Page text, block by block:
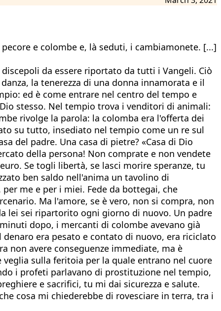
e colombe e, là seduti, i cambiamonete. [...]
da essere riportato da tutti i Vangeli. Ciò
la tenerezza di una donna innamorata e il
ed è come entrare nel centro del tempo e
stesso. Nel tempio trova i venditori di animali:
rivolge la parola: la colomba era l'offerta dei
su tutto, insediato nel tempio come un re sul
del padre. Una casa di pietre? «Casa di Dio
della persona! Non comprate e non vendete
Se togli libertà, se lasci morire speranze, tu
ben saldo nell'anima un tavolino di
me e per i miei. Fede da bottegai, che
Ma l'amore, se è vero, non si compra, non
lei sei ripartorito ogni giorno di nuovo. Un padre
dopo, i mercanti di colombe avevano già
era pesato e contato di nuovo, era riciclato
non avere conseguenze immediate, ma è
sulla feritoia per la quale entrano nel cuore
i profeti parlavano di prostituzione nel tempio,
e sacrifici, tu mi dai sicurezza e salute.
cosa mi chiederebbe di rovesciare in terra, tra i